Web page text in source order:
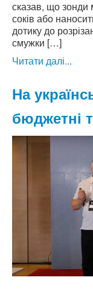
сказав, що зонди
соків або
дотику до
смужки […]
Читати далі...
На
бюджетні